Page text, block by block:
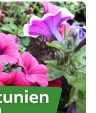
Balkonen und
...